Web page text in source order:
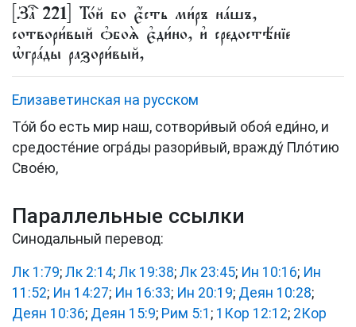
[Заⷱ҇ 221] То́й бо є҆́сть ми́ръ на́шъ,
сотвори́вый ѻ҆боѧ̀ є҆ди́но, и҆ средостѣ́нїе
ѡ҆гра́ды разори́вый,
Елизаветинская на русском
То́й бо есть мир наш, сотвори́вый обоя́ еди́но, и
средосте́ние огра́ды разори́вый, вражду́ Пло́тию
Свое́ю,
Параллельные ссылки
Синодальный перевод:
Лк 1:79; Лк 2:14; Лк 19:38; Лк 23:45; Ин 10:16; Ин
11:52; Ин 14:27; Ин 16:33; Ин 20:19; Деян 10:28;
Деян 10:36; Деян 15:9; Рим 5:1 ; 1Кор 12:12; 2Кор